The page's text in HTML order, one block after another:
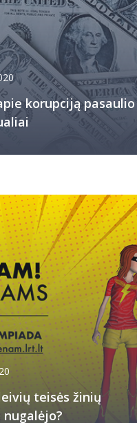
korupciją
teisės žinių